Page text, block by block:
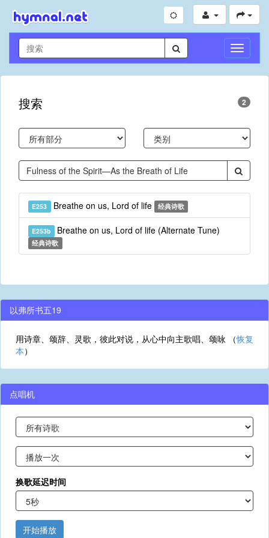
切
换
导
搜索 2
E253 Breathe on us, Lord of life 经典诗歌
E253b Breathe on us, Lord of life (Alternate Tune)
经典诗歌
以弗所书五19
用诗章、颂辞、灵歌，彼此对说，从心中向主歌唱、颂咏 （恢复
本）
点唱机
换歌延迟时间
开始播放